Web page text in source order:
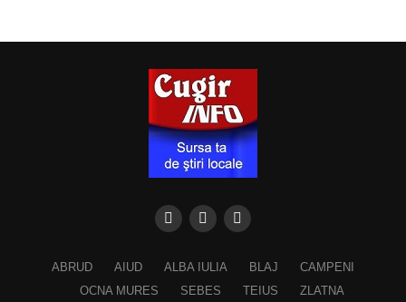
ABRUD AIUD ALBA IULIA BLAJ
CAMPENI
OCNA MURES
SEBES TEIUS ZLATNA